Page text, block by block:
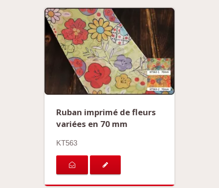
Ruban imprimé de fleurs
variées en 70 mm
KT563